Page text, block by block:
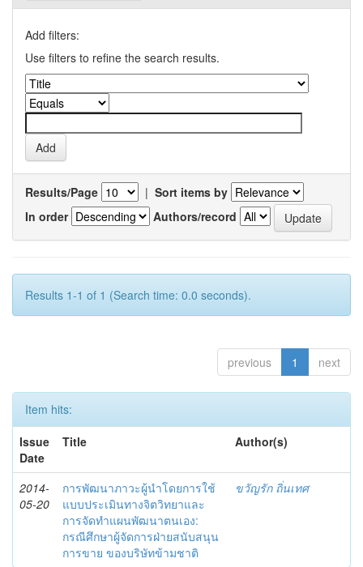
Add filters:
Use filters to refine the search results.
Results/Page | Sort items by
In order
Authors/record
Results 1-1 of 1 (Search time: 0.0 seconds).
previous 1 next
Item hits:
Issue
Date
Title Author(s)
2014-
05-20
การพัฒนาภาวะผู้นำโดยการใช้
แบบประเมินทางจิตวิทยาและ
การจัดทำแผนพัฒนาตนเอง:
กรณีศึกษาผู้จัดการฝ่ายสนับสนุน
การขาย ของบริษัทข้ามชาติ
ขวัญรัก ถิ่นเทศ